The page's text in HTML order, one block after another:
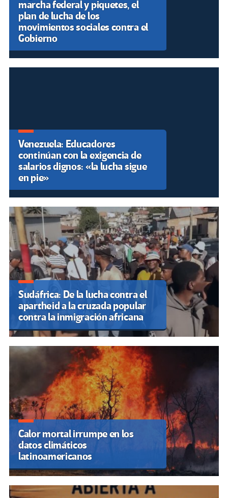
marcha federal y piquetes, el
plan de lucha de los
movimientos sociales contra el
Gobierno
Venezuela: Educadores
continúan con la exigencia de
salarios dignos: «la lucha sigue
en pie»
Sudáfrica: De la lucha contra el
apartheid a la cruzada popular
contra la inmigración africana
Calor mortal irrumpe en los
datos climáticos
latinoamericanos